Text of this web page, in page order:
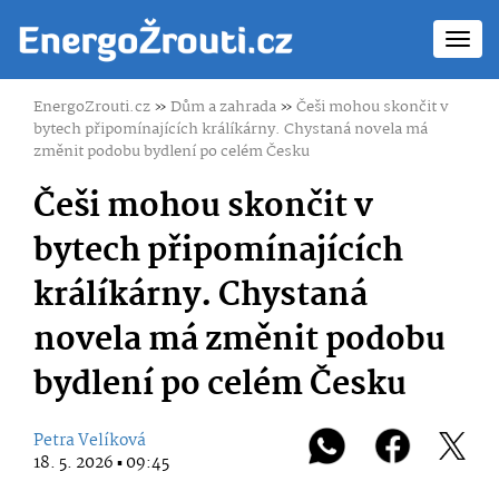
EnergoZrouti.cz»Dům a zahrada»Češi mohou skončit v
bytech připomínajících králíkárny. Chystaná novela má
změnit podobu bydlení po celém Česku
Češi mohou skončit v
bytech připomínajících
králíkárny. Chystaná
novela má změnit podobu
bydlení po celém Česku
Petra Velíková
18. 5. 2026 ▪ 09:45